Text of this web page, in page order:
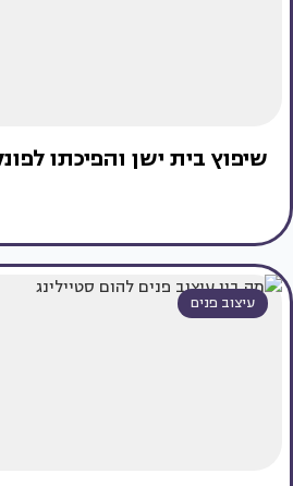
שיפוץ בית ישן והפיכתו
עיצוב פנים